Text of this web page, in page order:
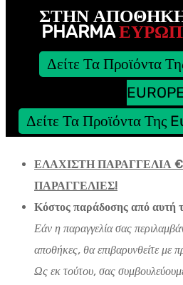
ΣΤΗΝ ΑΠΟΘΉΚΗ
PHARMA
Δείτε Τα Προϊόντα
Δείτε Τα Προϊόντα Της
ΕΛΑΧΙΣΤΗ ΠΑΡΑΓΓΕΛΙΑ
ΠΑΡΑΓΓΕΛΙΕΣ!
Κόστος παράδοσης από αυτή
Εάν η παραγγελία σας
αποθήκες, θα επιβαρυνθείτε με
Ως εκ τούτου, σας